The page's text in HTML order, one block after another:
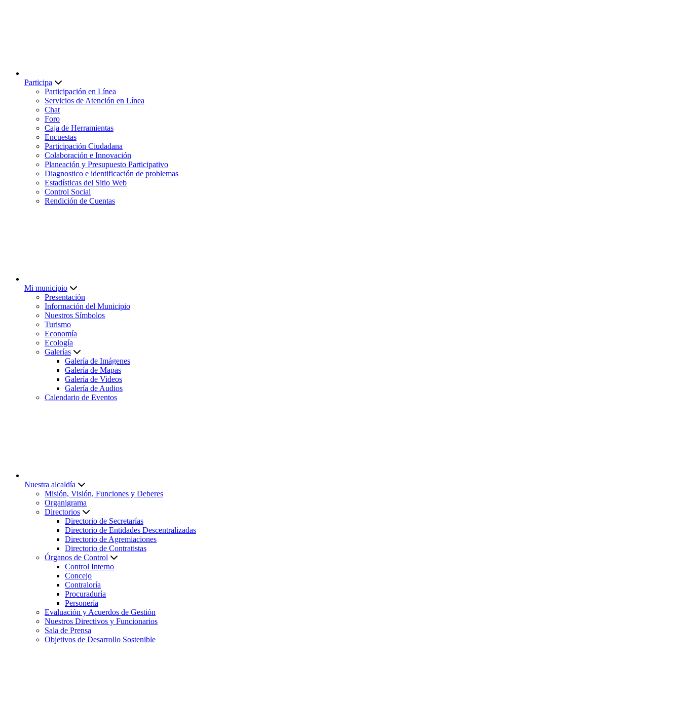
Participa
Participación en Línea
Servicios de Atención en Línea
Chat
Foro
Caja de Herramientas
Encuestas
Participación Ciudadana
Colaboración e Innovación
Planeación y Presupuesto Participativo
Diagnostico e identificación de problemas
Estadísticas del Sitio Web
Control Social
Rendición de Cuentas
Mi municipio
Presentación
Información del Municipio
Nuestros Símbolos
Turismo
Economía
Ecología
Galerías
Galería de Imágenes
Galería de Mapas
Galería de Videos
Galería de Audios
Calendario de Eventos
Nuestra alcaldía
Misión, Visión, Funciones y Deberes
Organigrama
Directorios
Directorio de Secretarías
Directorio de Entidades Descentralizadas
Directorio de Agremiaciones
Directorio de Contratistas
Órganos de Control
Control Interno
Concejo
Contraloría
Procuraduría
Personería
Evaluación y Acuerdos de Gestión
Nuestros Directivos y Funcionarios
Sala de Prensa
Objetivos de Desarrollo Sostenible